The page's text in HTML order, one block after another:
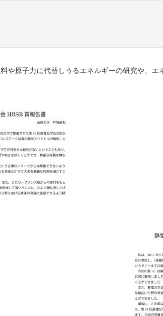
や原子力に代替しうるエネルギーの研究や